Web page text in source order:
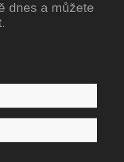
dnes a můžete